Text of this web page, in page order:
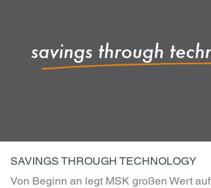
SAVINGS THROUGH TECHNOLOGY
Von Beginn an legt MSK großen Wert auf